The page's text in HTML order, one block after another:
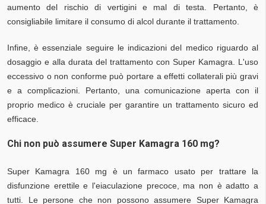
aumento del rischio di vertigini e mal di testa. Pertanto, è
consigliabile limitare il consumo di alcol durante il trattamento.
Infine, è essenziale seguire le indicazioni del medico riguardo al
dosaggio e alla durata del trattamento con Super Kamagra. L'uso
eccessivo o non conforme può portare a effetti collaterali più gravi
e a complicazioni. Pertanto, una comunicazione aperta con il
proprio medico è cruciale per garantire un trattamento sicuro ed
efficace.
Chi non può assumere Super Kamagra 160 mg?
Super Kamagra 160 mg è un farmaco usato per trattare la
disfunzione erettile e l'eiaculazione precoce, ma non è adatto a
tutti. Le persone che non possono assumere Super Kamagra